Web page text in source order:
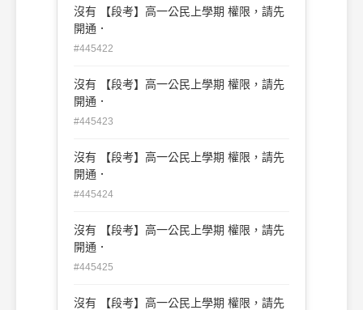
沒有 【段考】高一公民上學期 權限，請先
開通．
#445422
沒有 【段考】高一公民上學期 權限，請先
開通．
#445423
沒有 【段考】高一公民上學期 權限，請先
開通．
#445424
沒有 【段考】高一公民上學期 權限，請先
開通．
#445425
沒有 【段考】高一公民上學期 權限，請先